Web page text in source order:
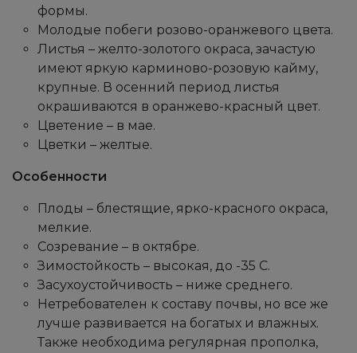
формы.
Молодые побеги розово-оранжевого цвета.
Листья – желто-золотого окраса, зачастую
имеют яркую карминово-розовую кайму,
крупные. В осенний период листья
окрашиваются в оранжево-красный цвет.
Цветение – в мае.
Цветки – желтые.
Особенности
Плоды – блестящие, ярко-красного окраса,
мелкие.
Созревание – в октябре.
Зимостойкость – высокая, до -35 С.
Засухоустойчивость – ниже среднего.
Нетребователен к составу почвы, но все же
лучше развивается на богатых и влажных.
Также необходима регулярная прополка,